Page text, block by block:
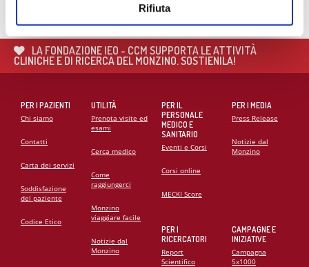
Rifiuta
CARDIOMIOPATIE E GENETICA: L’INTERVENTO DEL
PROF. GIANFRANCO SINAGRA AL CONGRESSO
CARDIO MONZINO 2025
LA FONDAZIONE IEO - CCM SUPPORTA LE ATTIVITÀ
CLINICHE E DI RICERCA DEL MONZINO. SOSTIENILA!
PER I PAZIENTI
Chi siamo
Contatti
Carta dei servizi
Soddisfazione
del paziente
Codice Etico
UTILITÀ
Prenota visite ed
esami
Cerca medico
Come
raggiungerci
Monzino
viaggiare facile
Notizie dal
Monzino
PER IL
PERSONALE
MEDICO E
SANITARIO
Eventi e Corsi
Corsi online
MECKI Score
PER I
RICERCATORI
Report
Scientifico
PER I MEDIA
Press Release
Notizie dal
Monzino
CAMPAGNE E
INIZIATIVE
Campagna
5x1000